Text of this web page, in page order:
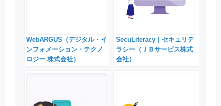
WebARGUS（デジタル・イ
ンフォメーション・テクノ
ロジー 株式会社）
SecuLiteracy｜セキュリテ
ラシー（ＪＢサービス株式
会社）